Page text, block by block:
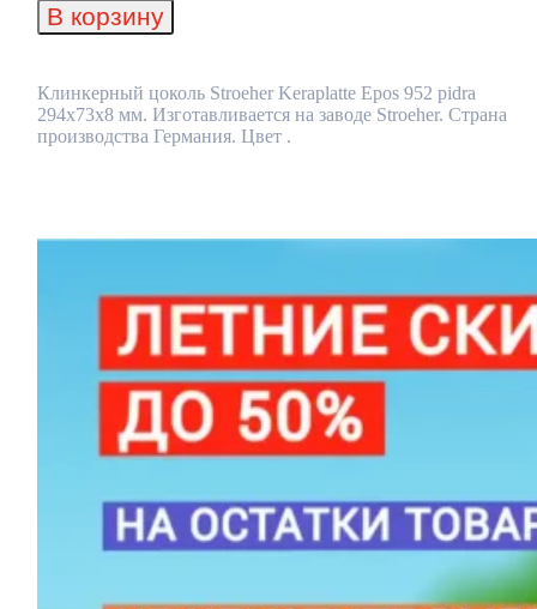
цоколь
Stroeher
952
pidra
294х73х8
В корзину
Клинкерный цоколь Stroeher Keraplatte Epos 952 pidra
294х73х8 мм. Изготавливается на заводе Stroeher. Страна
производства Германия. Цвет .